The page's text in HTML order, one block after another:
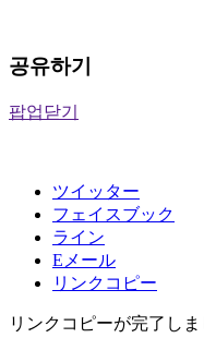
공유하기
팝업닫기
ツイッター
フェイスブック
ライン
Eメール
リンクコピー
リンクコピーが完了しま